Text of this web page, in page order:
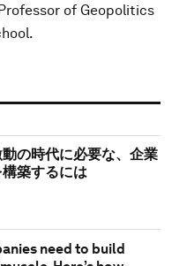
of Geopolitics
の時代に必要な、企業
築するには
need to build